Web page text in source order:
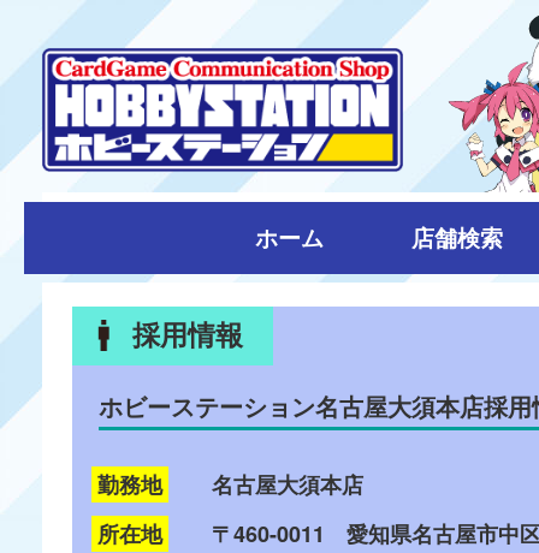
ホーム 店舗検索
採用情報
ホビーステーション名古屋大須本店採用
勤務地
名古屋大須本店
所在地
〒460-0011 愛知県名古屋市中